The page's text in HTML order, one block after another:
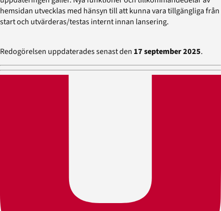
hemsidan utvecklas med hänsyn till att kunna vara tillgängliga från
start och utvärderas/testas internt innan lansering.
Redogörelsen uppdaterades senast den 17september 2025.